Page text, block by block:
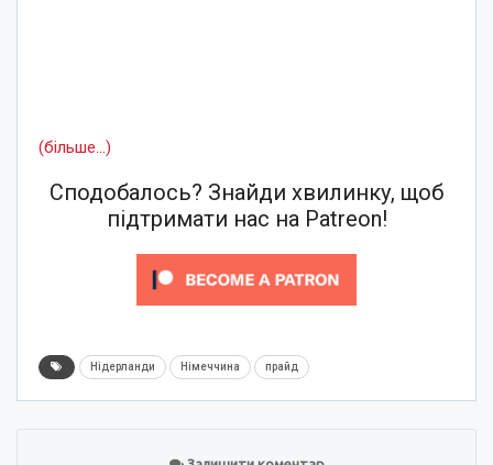
(більше…)
Сподобалось? Знайди хвилинку, щоб
підтримати нас на Patreon!
Нідерланди Німеччина прайд